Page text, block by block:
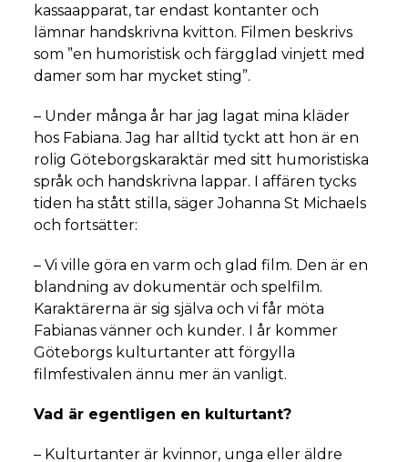
kassaapparat, tar endast kontanter och
lämnar handskrivna kvitton. Filmen beskrivs
som ”en humoristisk och färgglad vinjett med
damer som har mycket sting”.
– Under många år har jag lagat mina kläder
hos Fabiana. Jag har alltid tyckt att hon är en
rolig Göteborgskaraktär med sitt humoristiska
språk och handskrivna lappar. I affären tycks
tiden ha stått stilla, säger Johanna St Michaels
och fortsätter:
– Vi ville göra en varm och glad film. Den är en
blandning av dokumentär och spelfilm.
Karaktärerna är sig själva och vi får möta
Fabianas vänner och kunder. I år kommer
Göteborgs kulturtanter att förgylla
filmfestivalen ännu mer än vanligt.
Vad är egentligen en kulturtant?
– Kulturtanter är kvinnor, unga eller äldre